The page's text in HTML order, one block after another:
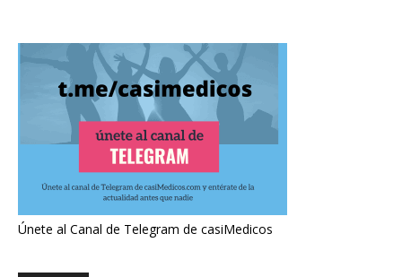
Únete al Canal de Telegram de casiMedicos